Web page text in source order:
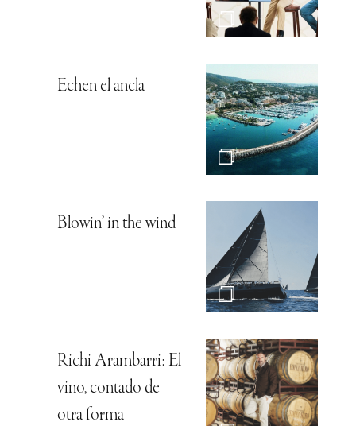
Echen el ancla
Blowin’ in the wind
Richi Arambarri: El
vino, contado de
otra forma